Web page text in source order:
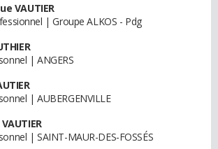
VAUTIER
| Groupe ALKOS - Pdg
| ANGERS
| AUBERGENVILLE
| SAINT-MAUR-DES-FOSSÉS